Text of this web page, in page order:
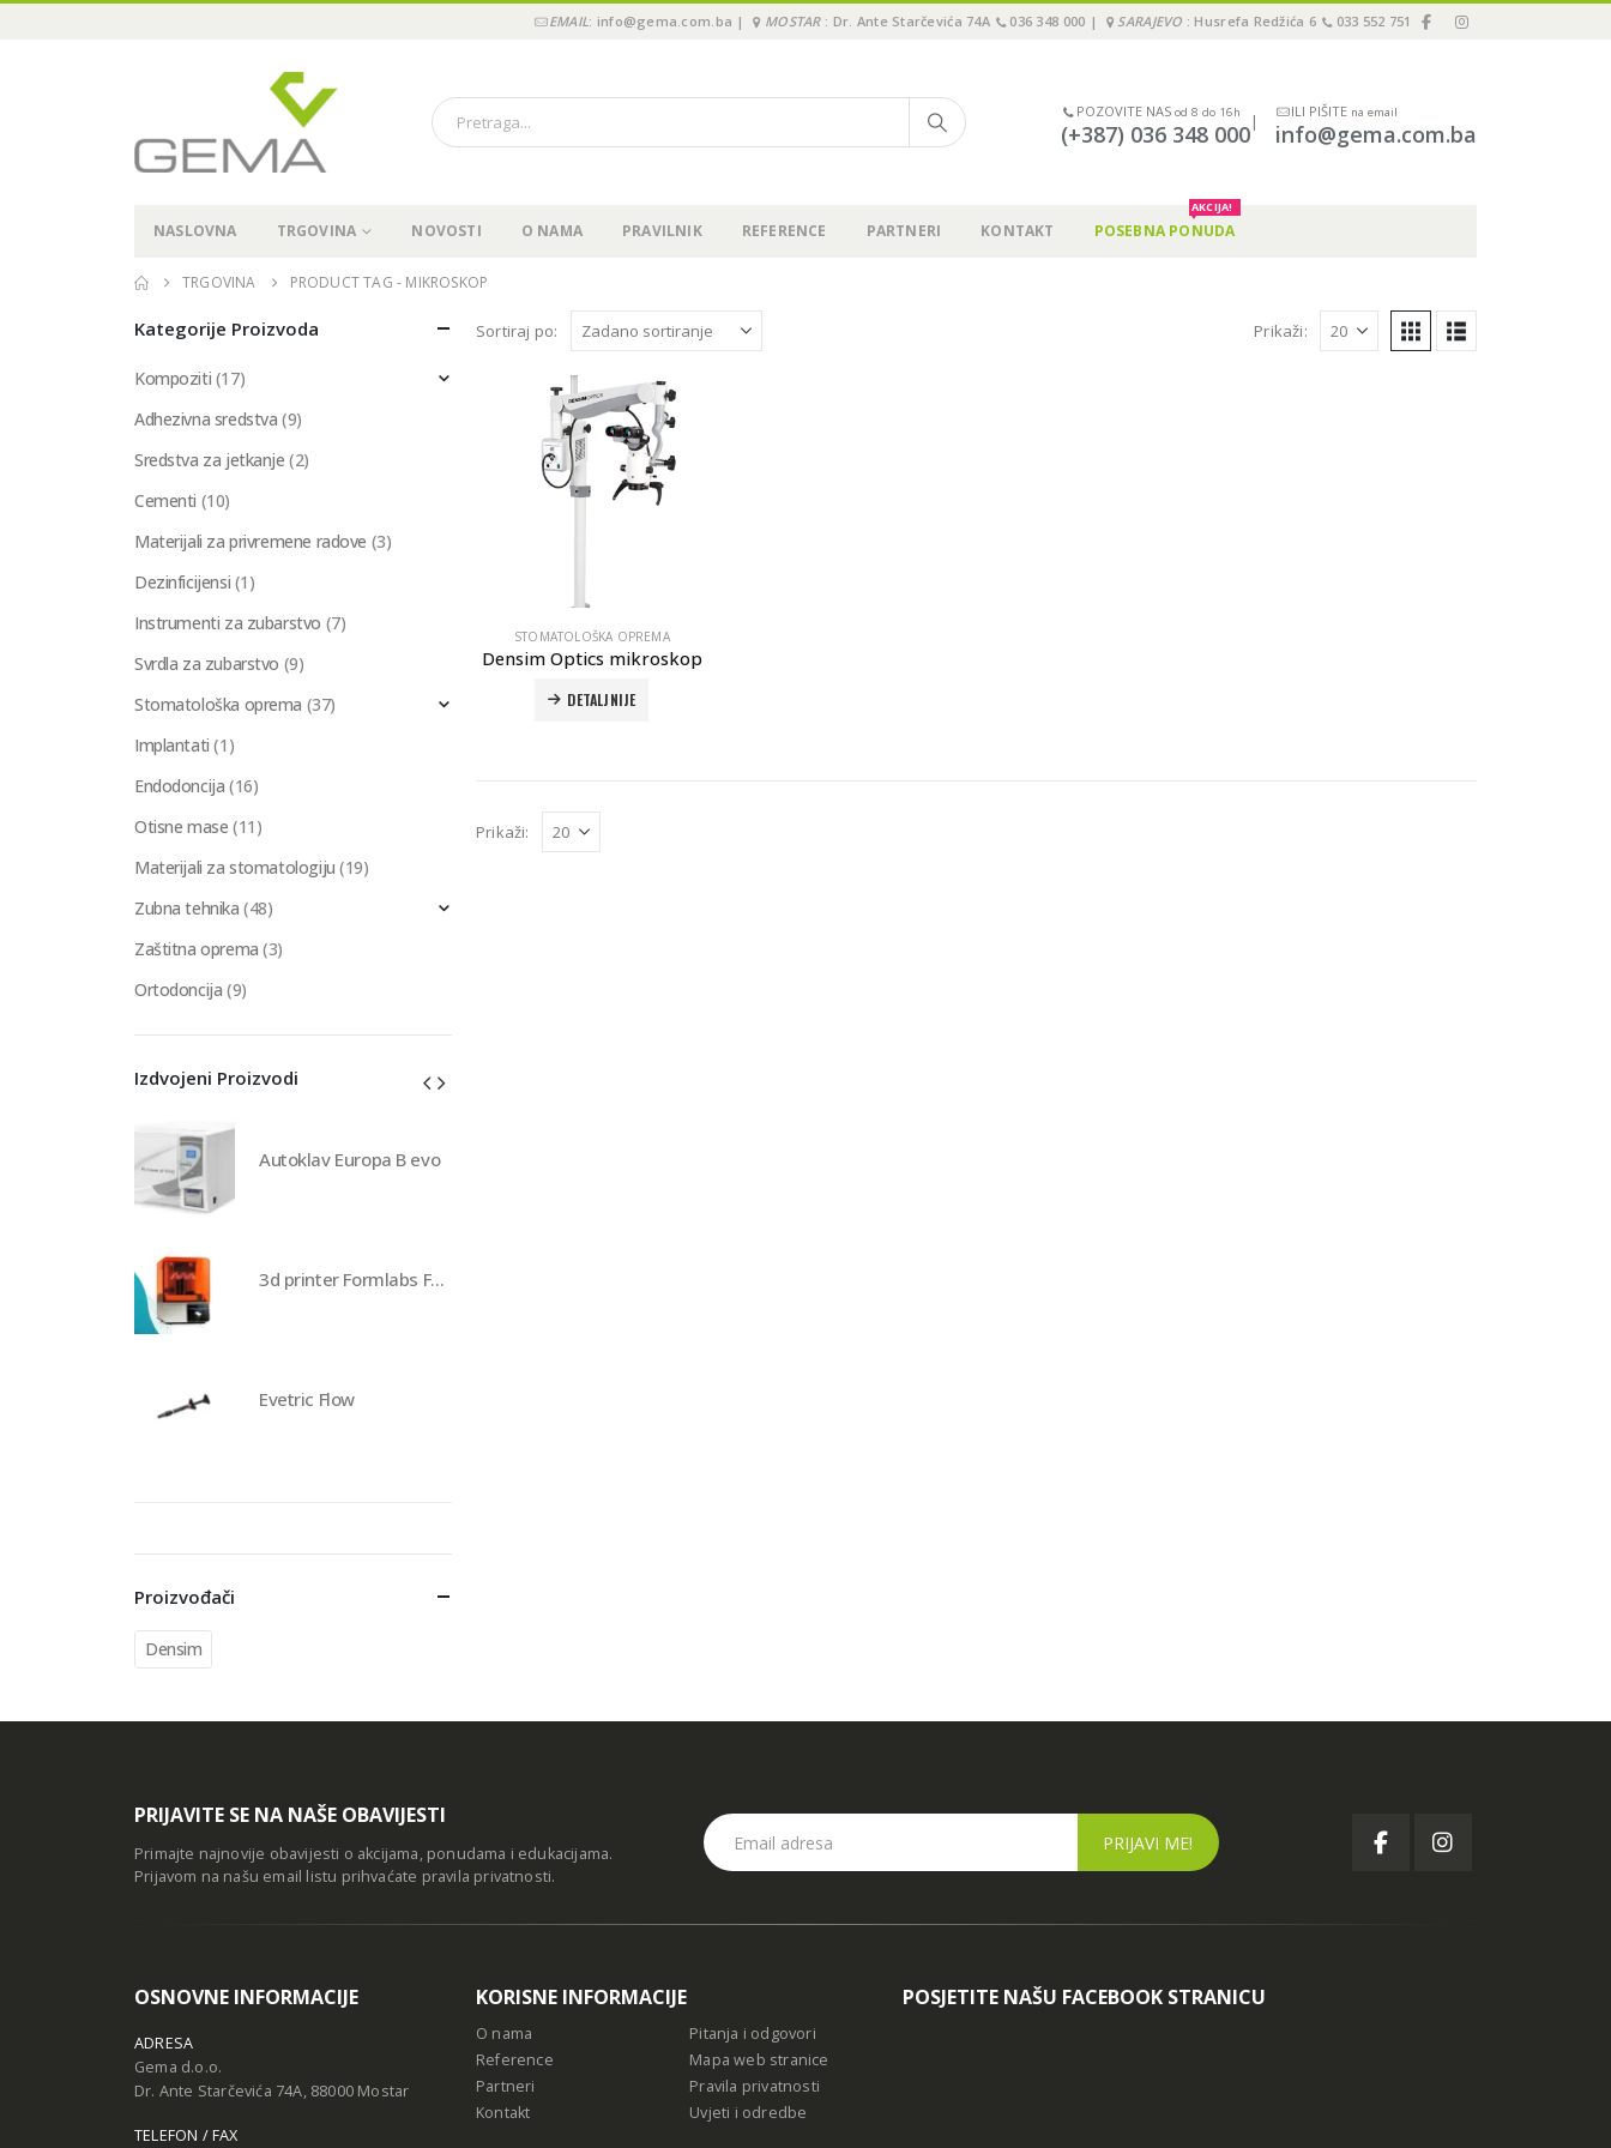
EMAIL: info@gema.com.ba | MOSTAR: Dr. Ante Starčevića 74A 036 348 000 | SARAJEVO : Husrefa Redžića 6 033 552 751
POZOVITE NAS od 8 do 16h
(+387) 036 348 000|
ILI PIŠITE na email
info@gema.com.ba
NASLOVNA TRGOVINA NOVOSTI O NAMA PRAVILNIK REFERENCE PARTNERI KONTAKT POSEBNA PONUDA
AKCIJA!
TRGOVINA PRODUCT TAG - MIKROSKOP
Sortiraj po: Prikaži:
STOMATOLOŠKA OPREMA
Densim Optics mikroskop
DETALJNIJE
Prikaži:
Kategorije Proizvoda
Kompoziti (17)
Adhezivna sredstva (9)
Sredstva za jetkanje (2)
Cementi (10)
Materijali za privremene radove (3)
Dezinficijensi (1)
Instrumenti za zubarstvo (7)
Svrdla za zubarstvo (9)
Stomatološka oprema (37)
Implantati (1)
Endodoncija (16)
Otisne mase (11)
Materijali za stomatologiju (19)
Zubna tehnika (48)
Zaštitna oprema (3)
Ortodoncija (9)
Izdvojeni Proizvodi
Autoklav Europa B evo
3d printer Formlabs Form 4b
Evetric Flow
Proizvođači
Densim
PRIJAVITE SE NA NAŠE OBAVIJESTI
Primajte najnovije obavijesti o akcijama, ponudama i edukacijama.
Prijavom na našu email listu prihvaćate pravila privatnosti.
OSNOVNE INFORMACIJE
ADRESA
Gema d.o.o.
Dr. Ante Starčevića 74A, 88000 Mostar
TELEFON / FAX
KORISNE INFORMACIJE
O nama
Reference
Partneri
Kontakt
Pitanja i odgovori
Mapa web stranice
Pravila privatnosti
Uvjeti i odredbe
POSJETITE NAŠU FACEBOOK STRANICU